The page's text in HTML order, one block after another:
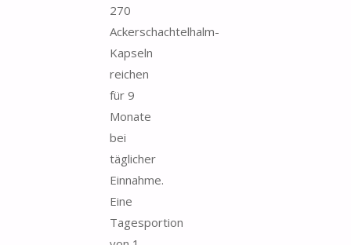
270
Ackerschachtelhalm-
Kapseln
reichen
für 9
Monate
bei
täglicher
Einnahme.
Eine
Tagesportion